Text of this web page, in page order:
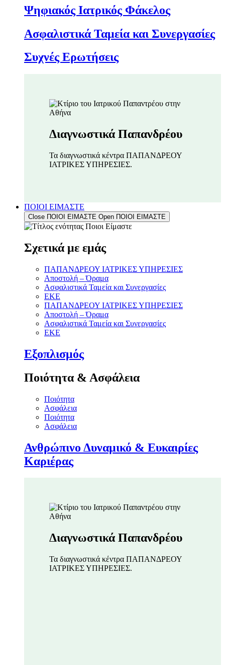
Ψηφιακός Ιατρικός Φάκελος
Ασφαλιστικά Ταμεία και Συνεργασίες
Συχνές Ερωτήσεις
Διαγνωστικά Παπανδρέου
Τα διαγνωστικά κέντρα ΠΑΠΑΝΔΡΕΟΥ
ΙΑΤΡΙΚΕΣ ΥΠΗΡΕΣΙΕΣ.
ΠΟΙΟΙ ΕΙΜΑΣΤΕ
Close ΠΟΙΟΙ ΕΙΜΑΣΤΕ Open ΠΟΙΟΙ ΕΙΜΑΣΤΕ
Σχετικά με εμάς
ΠΑΠΑΝΔΡΕΟΥ ΙΑΤΡΙΚΕΣ ΥΠΗΡΕΣΙΕΣ
Αποστολή – Όραμα
Ασφαλιστικά Ταμεία και Συνεργασίες
ΕΚΕ
ΠΑΠΑΝΔΡΕΟΥ ΙΑΤΡΙΚΕΣ ΥΠΗΡΕΣΙΕΣ
Αποστολή – Όραμα
Ασφαλιστικά Ταμεία και Συνεργασίες
ΕΚΕ
Εξοπλισμός
Ποιότητα & Ασφάλεια
Ποιότητα
Ασφάλεια
Ποιότητα
Ασφάλεια
Ανθρώπινο Δυναμικό & Ευκαιρίες
Καριέρας
Διαγνωστικά Παπανδρέου
Τα διαγνωστικά κέντρα ΠΑΠΑΝΔΡΕΟΥ
ΙΑΤΡΙΚΕΣ ΥΠΗΡΕΣΙΕΣ.